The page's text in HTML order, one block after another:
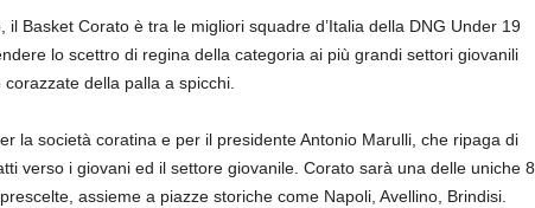
il Basket Corato è tra le migliori squadre d’Italia della DNG Under 19
lo scettro di regina della categoria ai più grandi settori giovanili
della palla a spicchi.
la società coratina e per il presidente Antonio Marulli, che ripaga di
verso i giovani ed il settore giovanile. Corato sarà una delle uniche 8
assieme a piazze storiche come Napoli, Avellino, Brindisi.